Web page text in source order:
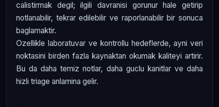
calistirmak degil; ilgili davranisi gorunur hale getirip
notlanabilir, tekrar edilebilir ve raporlanabilir bir sonuca
baglamaktir.
Ozellikle laboratuvar ve kontrollu hedeflerde, ayni veri
noktasini birden fazla kaynaktan okumak kaliteyi artirir.
Bu da daha temiz notlar, daha guclu kanitlar ve daha
hizli triage anlamina gelir.